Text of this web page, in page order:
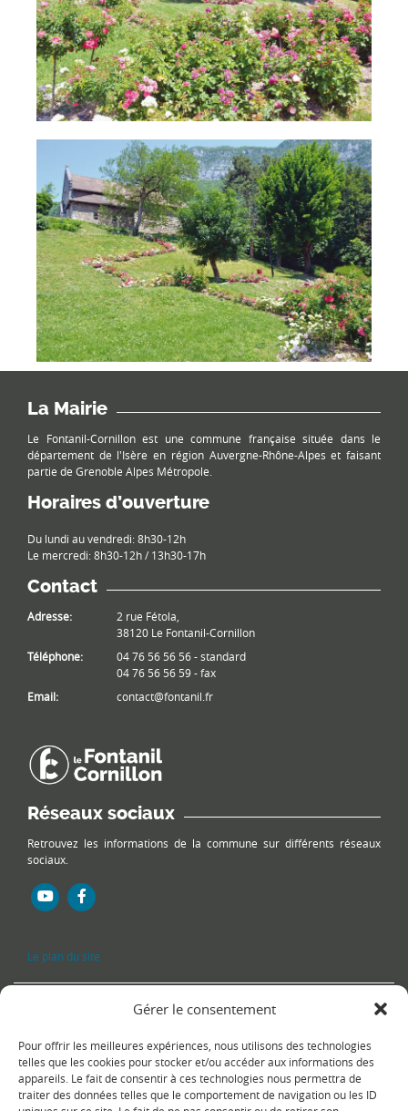
Gérer le consentement
Pour offrir les meilleures expériences, nous utilisons des technologies
telles que les cookies pour stocker et/ou accéder aux informations des
appareils. Le fait de consentir à ces technologies nous permettra de
traiter des données telles que le comportement de navigation ou les ID
La Mairie
Le Fontanil-Cornillon est une commune française située dans le
département de l'Isère en région Auvergne-Rhône-Alpes et faisant
partie de Grenoble Alpes Métropole.
Horaires d’ouverture
Du lundi au vendredi: 8h30-12h
Le mercredi: 8h30-12h / 13h30-17h
Contact
Adresse:
2 rue Fétola,
38120 Le Fontanil-Cornillon
Téléphone:
04 76 56 56 56 - standard
04 76 56 56 59 - fax
Email:
contact@fontanil.fr
Réseaux sociaux
Retrouvez les informations de la commune sur différents réseaux
sociaux.
Le plan du site